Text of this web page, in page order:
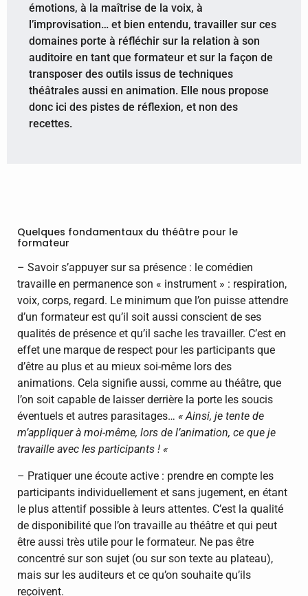
émotions, à la maîtrise de la voix, à
l’improvisation… et bien entendu, travailler sur ces
domaines porte à réfléchir sur la relation à son
auditoire en tant que formateur et sur la façon de
transposer des outils issus de techniques
théâtrales aussi en animation. Elle nous propose
donc ici des pistes de réflexion, et non des
recettes.
Quelques fondamentaux du théâtre pour le
formateur
– Savoir s’appuyer sur sa présence : le comédien
travaille en permanence son « instrument » : respiration,
voix, corps, regard. Le minimum que l’on puisse attendre
d’un formateur est qu’il soit aussi conscient de ses
qualités de présence et qu’il sache les travailler. C’est en
effet une marque de respect pour les participants que
d’être au plus et au mieux soi-même lors des
animations. Cela signifie aussi, comme au théâtre, que
l’on soit capable de laisser derrière la porte les soucis
éventuels et autres parasitages… « Ainsi, je tente de
m’appliquer à moi-même, lors de l’animation, ce que je
travaille avec les participants ! «
– Pratiquer une écoute active : prendre en compte les
participants individuellement et sans jugement, en étant
le plus attentif possible à leurs attentes. C’est la qualité
de disponibilité que l’on travaille au théâtre et qui peut
être aussi très utile pour le formateur. Ne pas être
concentré sur son sujet (ou sur son texte au plateau),
mais sur les auditeurs et ce qu’on souhaite qu’ils
reçoivent.